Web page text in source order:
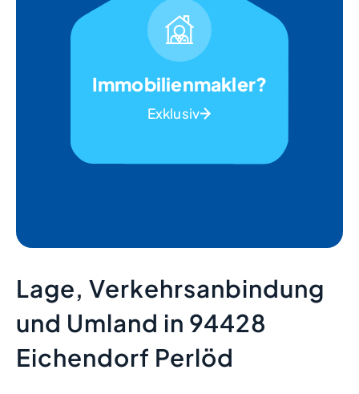
Immobilienmakler?
Exklusiv
Lage, Verkehrsanbindung
und Umland in 94428
Eichendorf Perlöd